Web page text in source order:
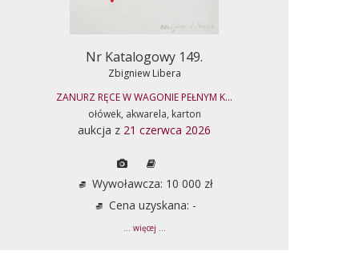
Nr Katalogowy 149.
Zbigniew Libera
ZANURZ RĘCE W WAGONIE PEŁNYM K...
ołówek, akwarela, karton
aukcja z 21 czerwca 2026
Wywoławcza: 10 000 zł
Cena uzyskana: -
... więcej ...